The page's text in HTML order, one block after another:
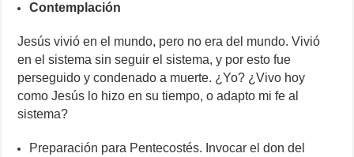
Contemplación
Jesús vivió en el mundo, pero no era del mundo. Vivió
en el sistema sin seguir el sistema, y por esto fue
perseguido y condenado a muerte. ¿Yo? ¿Vivo hoy
como Jesús lo hizo en su tiempo, o adapto mi fe al
sistema?
Preparación para Pentecostés. Invocar el don del